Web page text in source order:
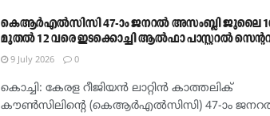
കെആർഎൽസിസി 47-ാം ജനറൽ അസംബ്ലി ജൂലൈ
മുതൽ 12 വരെ ഇടക്കൊച്ചി ആൽഫാ പാസ്റ്ററൽ
9 July 2026
0
കൊച്ചി: കേരള റീജിയൻ ലാറ്റിൻ കാത്തലിക്
കൗൺസിലിന്റെ (കെആർഎൽസിസി) 47-ാം